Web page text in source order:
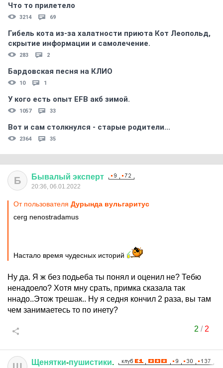
Что то прилетело
3214 69
Гибель кота из-за халатности приюта Кот Леопольд,
скрытиe информации и самолечение.
283 2
Бардовская песня на КЛИО
10 1
У кого есть опыт EFB акб зимой.
1057 33
Вот и сам столкнулся - старые родители...
2364 35
Б Бывалый эксперт
20:36, 06.01.2022
От пользователя Дурында вульгаритус
cerg nenostradamus
Настало время чудесных историй
Ну да. Я ж без подьеба ты понял и оценил не? Тебю
ненадоело? Хотя мну срать, примка сказала так
ннадо..Этож трешак.. Ну я седня кончил 2 раза, вы там
чем занимаетесь то по инету?
2 / 2
Щенятки-пушистики.